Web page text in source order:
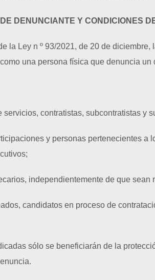
DENUNCIANTE Y CONDICIONES
la Ley n º 93/2021, de 20 de
una persona física que denuncia
servicios, contratistas, subcontratistas y
y personas pertenecientes
independientemente de que sean
candidatos en proceso de
sólo se beneficiarán de la